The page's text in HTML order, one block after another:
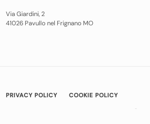
Via Giardini, 2
41026 Pavullo nel Frignano MO
PRIVACY POLICY COOKIE POLICY